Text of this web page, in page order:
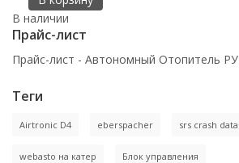
В наличии
Прайс-лист
Прайс-лист - Автономный Отопитель РУ
Теги
Airtronic D4 eberspacher srs crash data
webasto на катер Блок управления